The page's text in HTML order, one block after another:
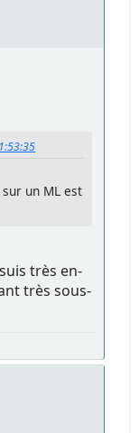
un ML est
très en-
très sous-